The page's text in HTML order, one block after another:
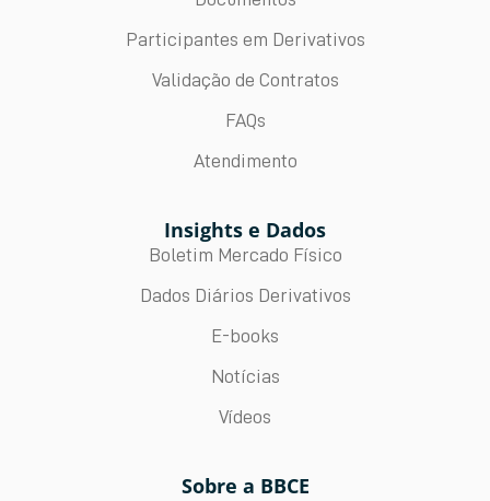
Participantes em Derivativos
Validação de Contratos
FAQs
Atendimento
Insights e Dados
Boletim Mercado Físico
Dados Diários Derivativos
E-books
Notícias
Vídeos
Sobre a BBCE